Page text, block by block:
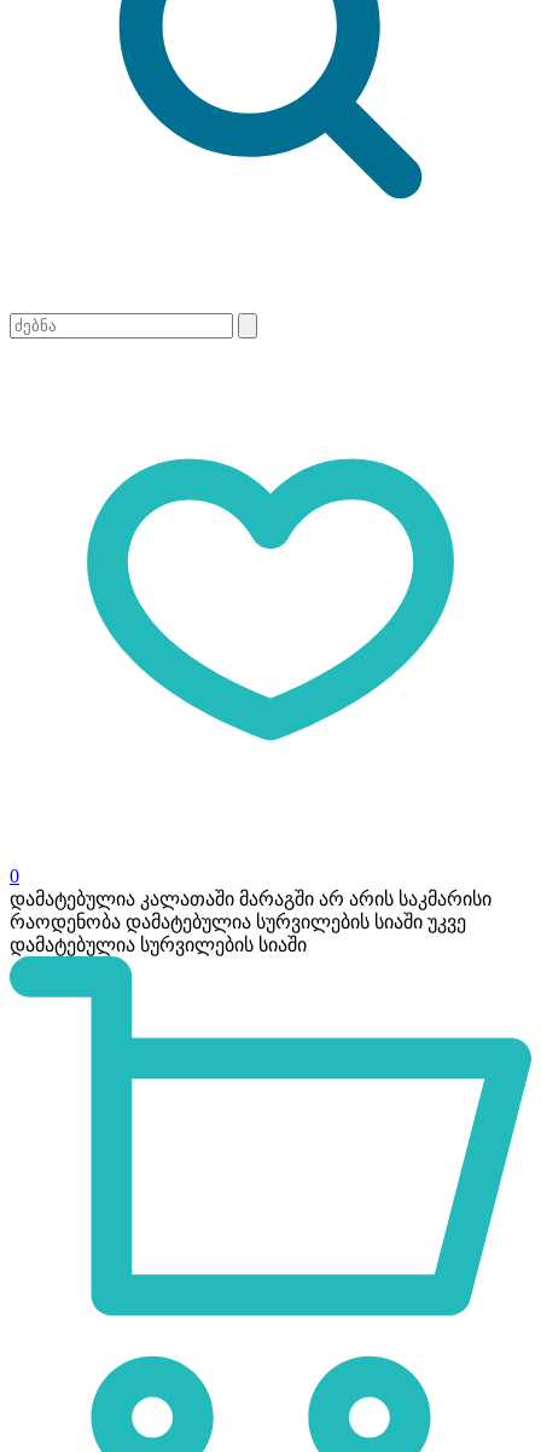
0
დამატებულია კალათაში მარაგში არ არის საკმარისი
რაოდენობა დამატებულია სურვილების სიაში უკვე
დამატებულია სურვილების სიაში